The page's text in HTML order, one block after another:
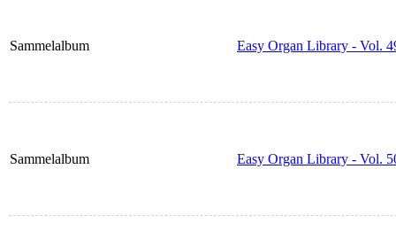
Sammelalbum Easy Organ Library - Vol.
Sammelalbum Easy Organ Library - Vol.